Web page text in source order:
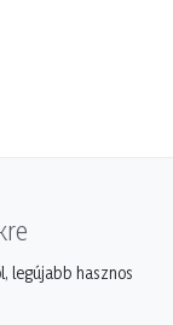
legújabb hasznos